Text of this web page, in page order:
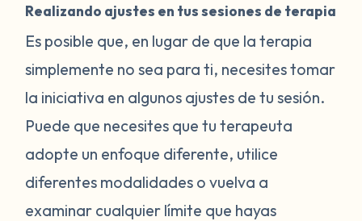
Realizando ajustes en tus sesiones de terapia
Es posible que, en lugar de que la terapia
simplemente no sea para ti, necesites tomar
la iniciativa en algunos ajustes de tu sesión.
Puede que necesites que tu terapeuta
adopte un enfoque diferente, utilice
diferentes modalidades o vuelva a
examinar cualquier límite que hayas